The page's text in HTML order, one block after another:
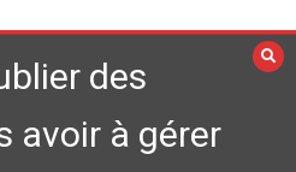
des
avoir à gérer